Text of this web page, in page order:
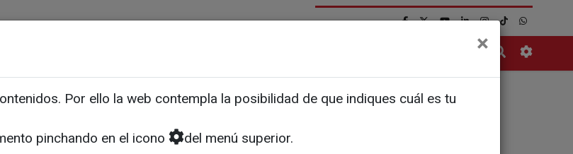
de mascarillas y test de
×
Por ello la web contempla la posibilidad de que indiques cuál es tu
pinchando en el icono
del menú superior.